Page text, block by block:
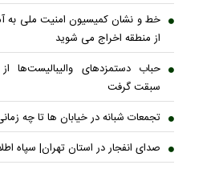
خط و نشان کمیسیون امنیت ملی به
از منطقه اخراج می شوید
حباب دستمزدهای والیبالیست‌ها از
سبقت گرفت
تجمعات شبانه در خیابان ها تا چه
صدای انفجار در استان تهران| سپاه